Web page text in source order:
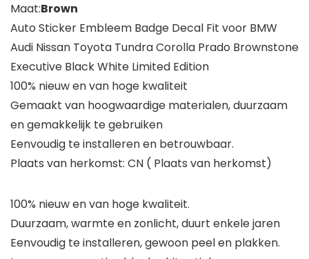
Maat:Brown
Auto Sticker Embleem Badge Decal Fit voor BMW
Audi Nissan Toyota Tundra Corolla Prado Brownstone
Executive Black White Limited Edition
100% nieuw en van hoge kwaliteit
Gemaakt van hoogwaardige materialen, duurzaam
en gemakkelijk te gebruiken
Eenvoudig te installeren en betrouwbaar.
Plaats van herkomst: CN ( Plaats van herkomst)
100% nieuw en van hoge kwaliteit.
Duurzaam, warmte en zonlicht, duurt enkele jaren
Eenvoudig te installeren, gewoon peel en plakken.